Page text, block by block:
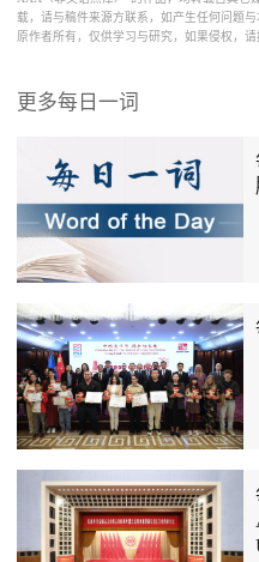
载，请与稿件来源方联系，如产生任何问题
原作者所有，仅供学习与研究，如果侵权，
更多每日一词